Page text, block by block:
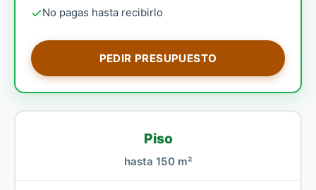
No pagas hasta recibirlo
PEDIR PRESUPUESTO
Piso
hasta 150 m²